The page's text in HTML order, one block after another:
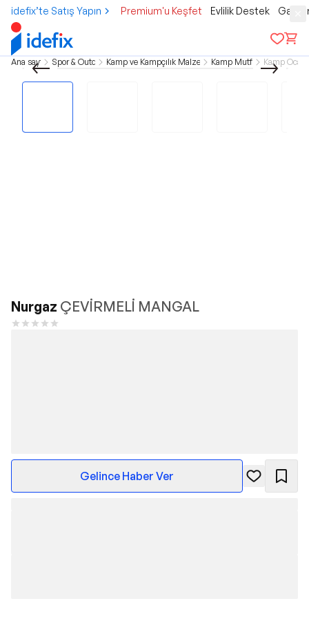
idefix’te Satış Yapın Premium'u Keşfet Evlilik Destek
Ana sayfa Spor & OutdoorKamp ve Kampçılık MalzemeleriKamp Mutfağı Kamp Ocağı
Nurgaz ÇEVİRMELİ MANGAL
Gelince Haber Ver